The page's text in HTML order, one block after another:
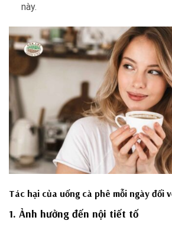
này.
Tác hại của uống cà phê mỗi ngày đối
1. Ảnh hưởng đến nội tiết tố